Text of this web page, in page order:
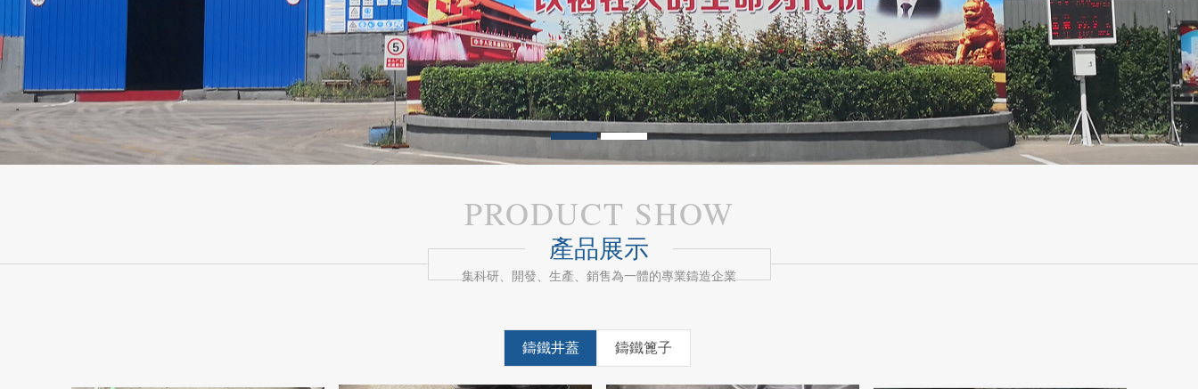
PRODUCT SHOW
產品展示
集科研、開發、生產、銷售為一體的專業鑄造企業
鑄鐵井蓋 鑄鐵篦子